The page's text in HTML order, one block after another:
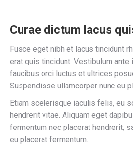
Curae dictum lacus
Fusce eget nibh et lacus tincidunt
erat quis tincidunt. Vestibulum ante
faucibus orci luctus et ultrices
Suspendisse ullamcorper nunc eu
Etiam scelerisque iaculis felis, eu
hendrerit vitae. Aliquam eget
fermentum nec placerat hendrerit,
eu placerat fermentum.